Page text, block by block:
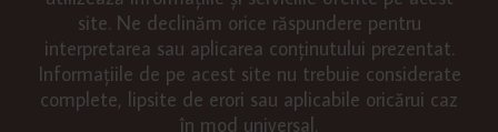
site. Ne declinăm orice răspundere pentru
interpretarea sau aplicarea conținutului prezentat.
Informațiile de pe acest site nu trebuie considerate
complete, lipsite de erori sau aplicabile oricărui caz
în mod universal.